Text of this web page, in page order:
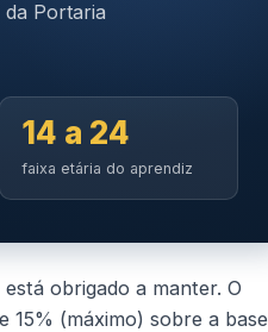
Portaria
14 a 24
faixa etária do aprendiz
obrigado a manter. O
15% (máximo) sobre a base